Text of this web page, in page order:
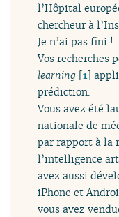
l’Hôpital
chercheur à
Je n’ai pas fini !
Vos recherches
learning [1]
prédiction.
Vous avez été
nationale de
par rapport à la
l’intelligence
avez aussi
iPhone et
vous avez